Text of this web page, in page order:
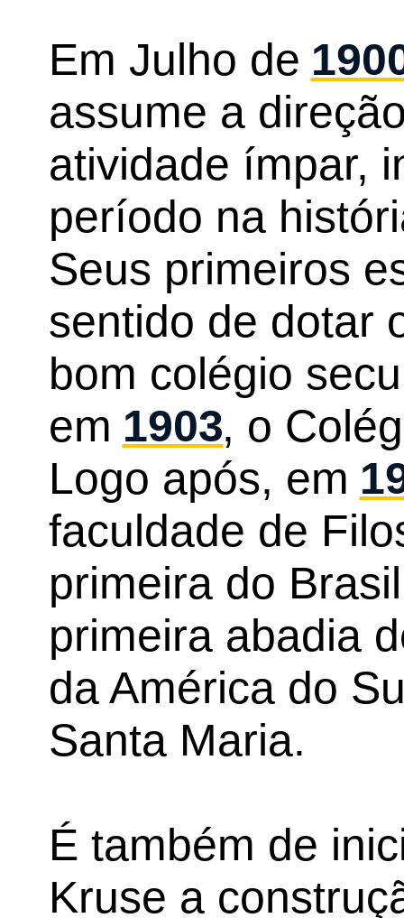
Em Julho de
assume a
atividade ímpar,
período na
Seus primeiros
sentido de dotar
bom colégio
em 1903, o
Logo após, em
faculdade de
primeira do
primeira abadia
da América do
Santa Maria.
É também de
Kruse a